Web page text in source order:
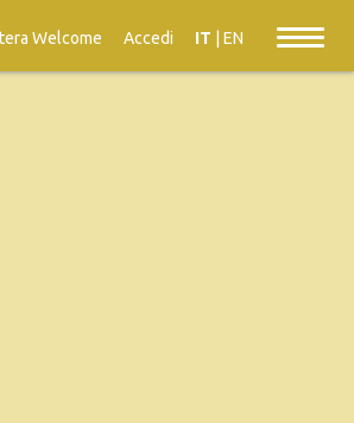
Welcome Accedi IT EN